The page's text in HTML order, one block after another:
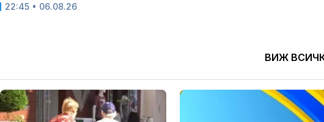
22:45 • 06.08.26
ВИЖ